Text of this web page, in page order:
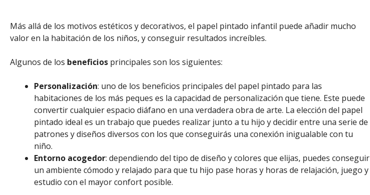
Más allá de los motivos estéticos y decorativos, el papel pintado infantil puede añadir mucho
valor en la habitación de los niños, y conseguir resultados increíbles.
Algunos de los beneficios principales son los siguientes:
Personalización: uno de los beneficios principales del papel pintado para las
habitaciones de los más peques es la capacidad de personalización que tiene. Este puede
convertir cualquier espacio diáfano en una verdadera obra de arte. La elección del papel
pintado ideal es un trabajo que puedes realizar junto a tu hijo y decidir entre una serie de
patrones y diseños diversos con los que conseguirás una conexión inigualable con tu
niño.
Entorno acogedor: dependiendo del tipo de diseño y colores que elijas, puedes conseguir
un ambiente cómodo y relajado para que tu hijo pase horas y horas de relajación, juego y
estudio con el mayor confort posible.